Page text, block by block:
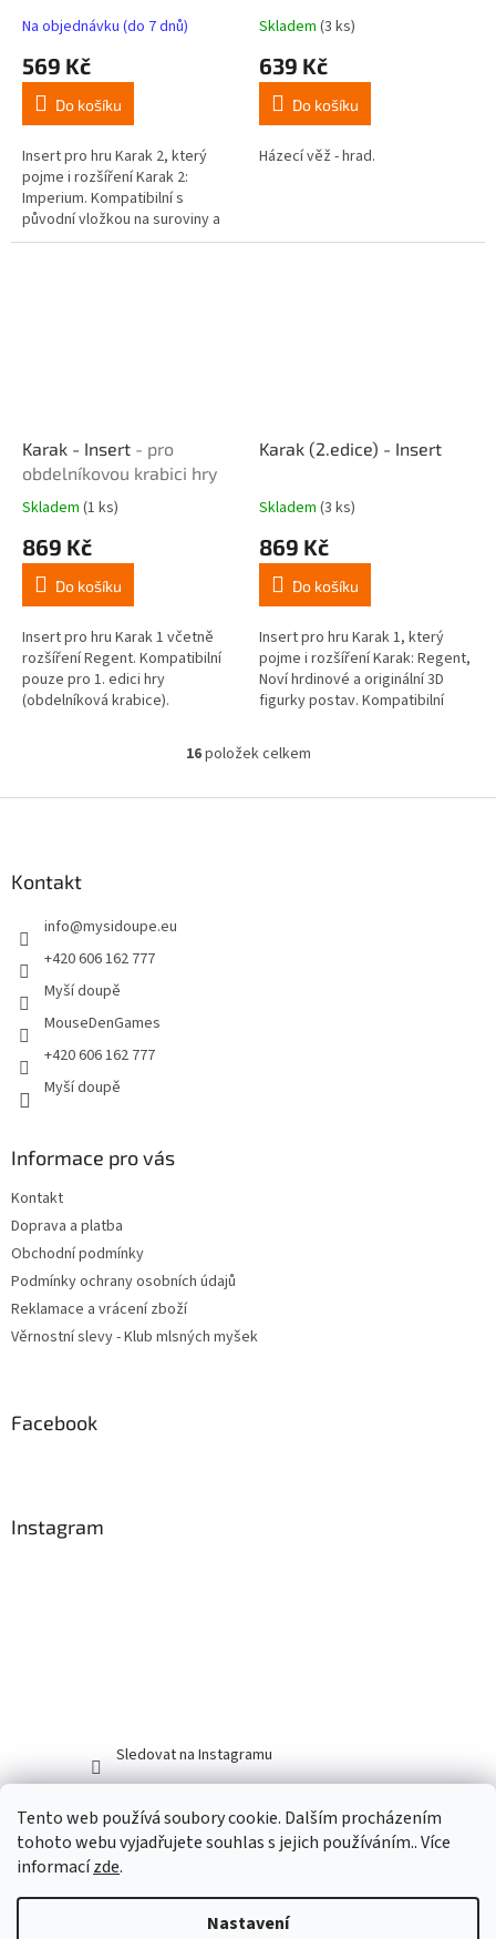
Tento web používá soubory cookie. Dalším procházením
tohoto webu vyjadřujete souhlas s jejich používáním.. Více
informacízde.
Nastavení
Průměrné
produktu
5,0
5
hvězdiček.
Na objednávku (do 7 dnů)
569 Kč
Do košíku
Insert pro hru Karak 2, který
pojme i rozšíření Karak 2:
Imperium. Kompatibilní s
původní vložkou na suroviny a
kostky.
Průměrné
produktu
4,4
5
Skladem (3 ks)
639 Kč
Do košíku
Házecí věž - hrad.
Karak - Insert - pro
obdelníkovou krabici hry
Průměrné
produktu
4,2
5
hvězdiček.
Skladem (1 ks)
869 Kč
Do košíku
Insert pro hru Karak 1 včetně
rozšíření Regent. Kompatibilní
pouze pro 1. edici hry
(obdelníková krabice).
Karak (2.edice) - Insert
Průměrné
produktu
5,0
5
hvězdiček.
Skladem (3 ks)
869 Kč
Do košíku
Insert pro hru Karak 1, který
pojme i rozšíření Karak: Regent,
Noví hrdinové a originální 3D
figurky postav. Kompatibilní
(čtvercová krabice)....
O
l
16položek celkem
Kontakt
info@mysidoupe.eu
+420 606 162 777
Myší doupě
MouseDenGames
+420 606 162 777
Myší doupě
Informace pro vás
Kontakt
Doprava a platba
Obchodní podmínky
Podmínky ochrany osobních údajů
Reklamace a vrácení zboží
Věrnostní slevy - Klub mlsných myšek
Facebook
Instagram
Sledovat na Instagramu
Vytvořil Shoptet